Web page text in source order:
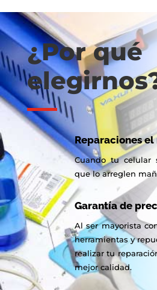
¿Por qué
Reparaciones
Cuando tu celular
que lo arreglen
Garantía de
Al ser mayorista
herramientas y
realizar tu
mejor calidad.